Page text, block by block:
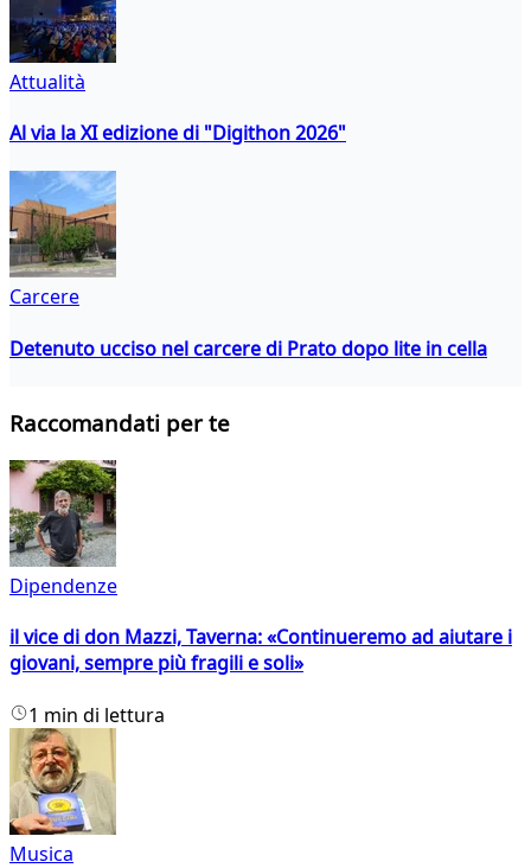
Attualità
Al via la XI edizione di "Digithon 2026"
Carcere
Detenuto ucciso nel carcere di Prato dopo lite in cella
Raccomandati per te
Dipendenze
il vice di don Mazzi, Taverna: «Continueremo ad aiutare i
giovani, sempre più fragili e soli»
1 min di lettura
Musica